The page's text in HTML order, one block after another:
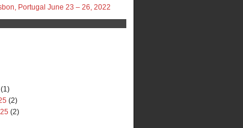
Portugal June 23 – 26, 2022
(1)
(2)
(2)